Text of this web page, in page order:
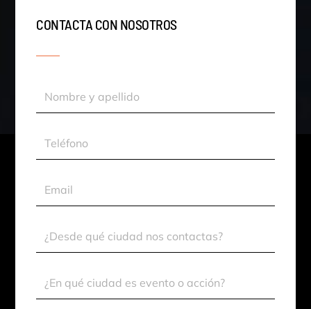
CONTACTA CON NOSOTROS
Nombre
Teléfono
Contacto
Evento